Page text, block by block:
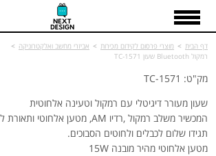
דף הבית > מוצרי פרסום לקידום מכירות > אביזרי מחשב ואלקטרוניקה >
רמקול Bluetooth שעון TC-1571
מק"ט: TC-1571
שעון מעורר דיגיטלי עם רמקול וטעינה אלחוטית
המכשיר משלב רמקול ,רדיו AM, מטען אלחוטי ותאורת לילה.
תגידו שלום לכבלים ולחוטים הסבוכים.
מטען אלחוטי מהיר מובנה 15W